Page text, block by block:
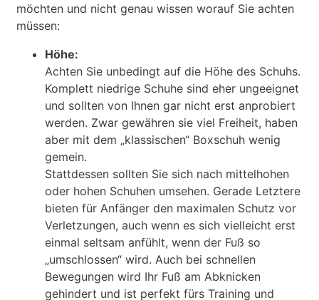
möchten und nicht genau wissen worauf Sie achten
müssen:
Höhe:
Achten Sie unbedingt auf die Höhe des Schuhs.
Komplett niedrige Schuhe sind eher ungeeignet
und sollten von Ihnen gar nicht erst anprobiert
werden. Zwar gewähren sie viel Freiheit, haben
aber mit dem „klassischen“ Boxschuh wenig
gemein.
Stattdessen sollten Sie sich nach mittelhohen
oder hohen Schuhen umsehen. Gerade Letztere
bieten für Anfänger den maximalen Schutz vor
Verletzungen, auch wenn es sich vielleicht erst
einmal seltsam anfühlt, wenn der Fuß so
„umschlossen“ wird. Auch bei schnellen
Bewegungen wird Ihr Fuß am Abknicken
gehindert und ist perfekt fürs Training und